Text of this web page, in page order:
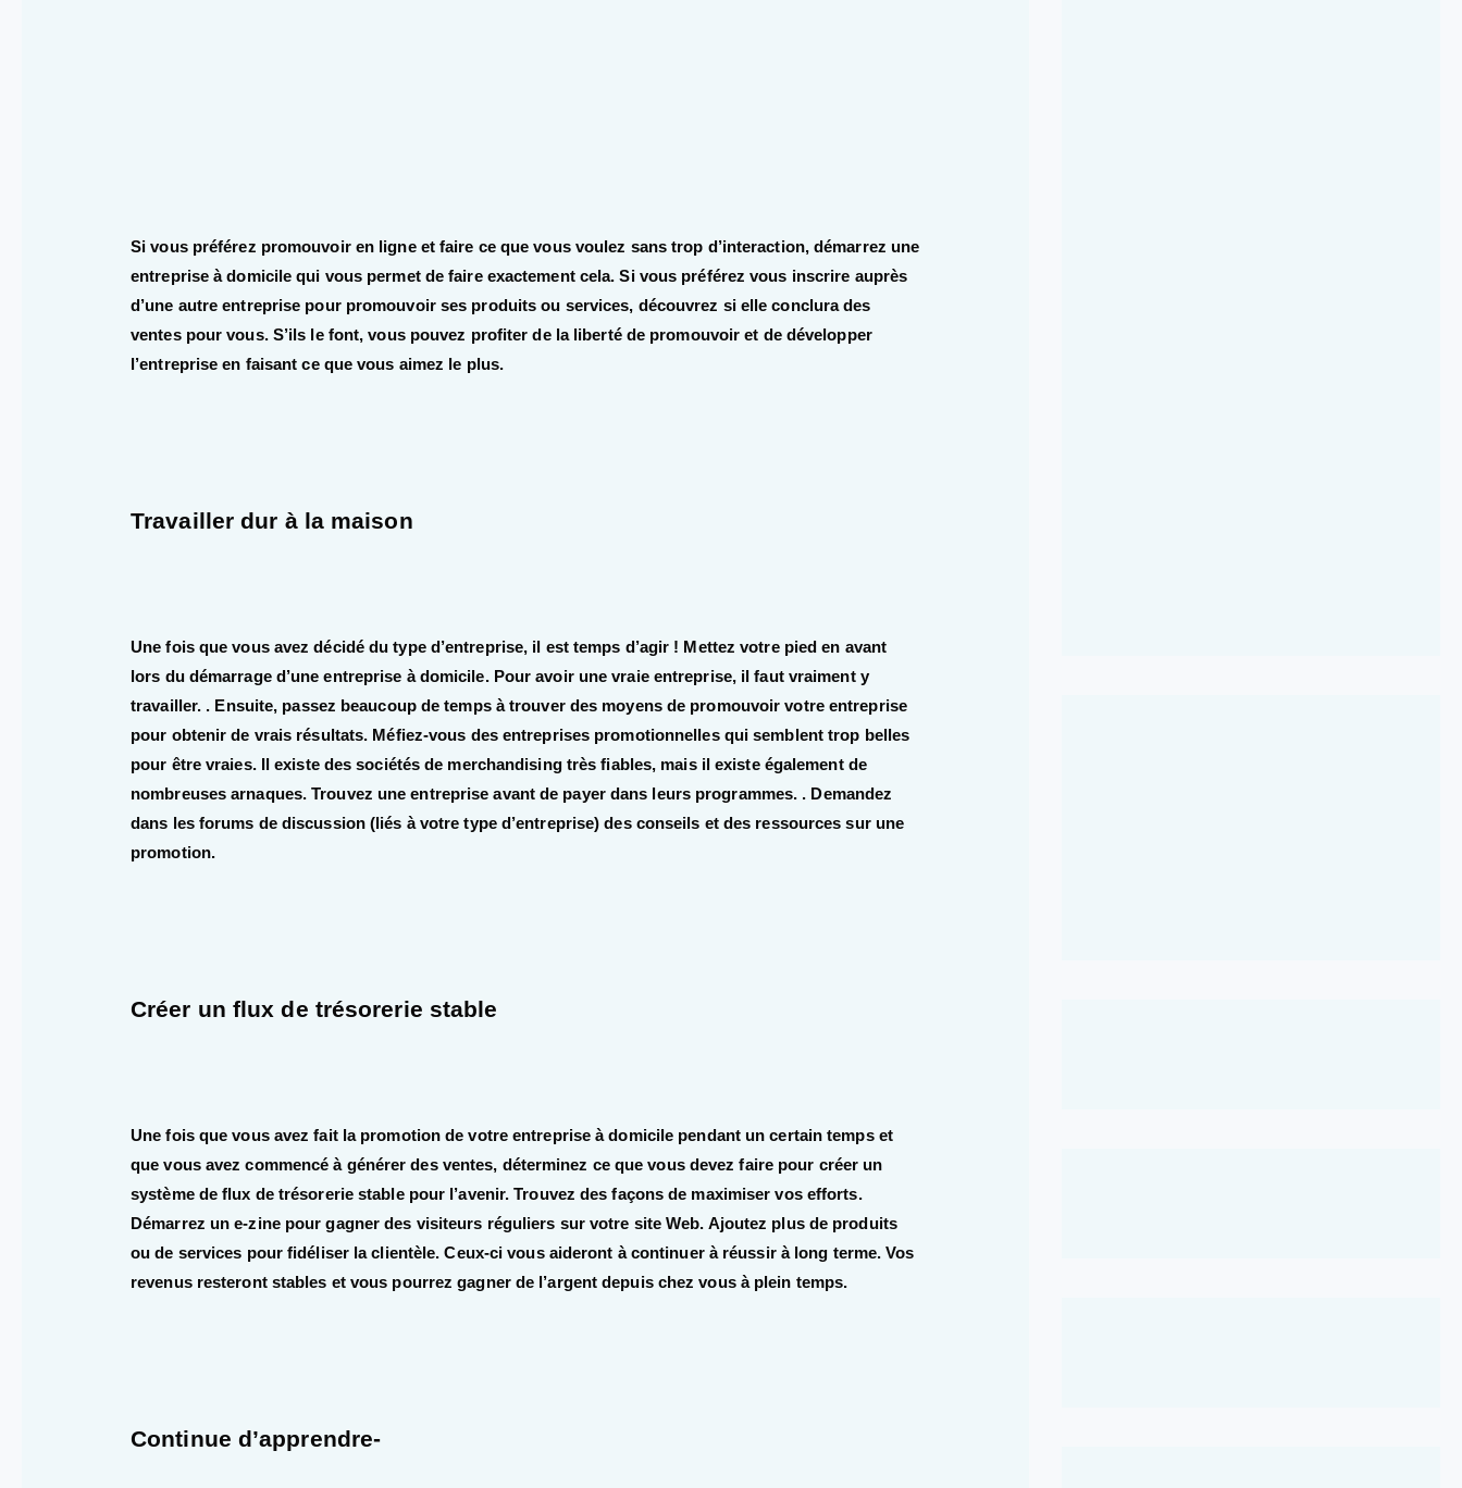
Si vous préférez promouvoir en ligne et faire ce que vous voulez sans trop d’interaction, démarrez une
entreprise à domicile qui vous permet de faire exactement cela. Si vous préférez vous inscrire auprès
d’une autre entreprise pour promouvoir ses produits ou services, découvrez si elle conclura des
ventes pour vous. S’ils le font, vous pouvez profiter de la liberté de promouvoir et de développer
l’entreprise en faisant ce que vous aimez le plus.
Travailler dur à la maison
Une fois que vous avez décidé du type d’entreprise, il est temps d’agir ! Mettez votre pied en avant
lors du démarrage d’une entreprise à domicile. Pour avoir une vraie entreprise, il faut vraiment y
travailler. . Ensuite, passez beaucoup de temps à trouver des moyens de promouvoir votre entreprise
pour obtenir de vrais résultats. Méfiez-vous des entreprises promotionnelles qui semblent trop belles
pour être vraies. Il existe des sociétés de merchandising très fiables, mais il existe également de
nombreuses arnaques. Trouvez une entreprise avant de payer dans leurs programmes. . Demandez
dans les forums de discussion (liés à votre type d’entreprise) des conseils et des ressources sur une
promotion.
Créer un flux de trésorerie stable
Une fois que vous avez fait la promotion de votre entreprise à domicile pendant un certain temps et
que vous avez commencé à générer des ventes, déterminez ce que vous devez faire pour créer un
système de flux de trésorerie stable pour l’avenir. Trouvez des façons de maximiser vos efforts.
Démarrez un e-zine pour gagner des visiteurs réguliers sur votre site Web. Ajoutez plus de produits
ou de services pour fidéliser la clientèle. Ceux-ci vous aideront à continuer à réussir à long terme. Vos
revenus resteront stables et vous pourrez gagner de l’argent depuis chez vous à plein temps.
Continue d’apprendre-